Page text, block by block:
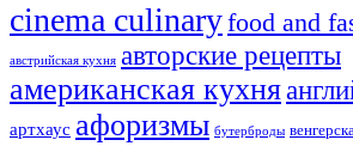
cinema culinaryfood аnd
австрийская кухня авторские рецепты
американская кухня
артхаус афоризмы бутерброды